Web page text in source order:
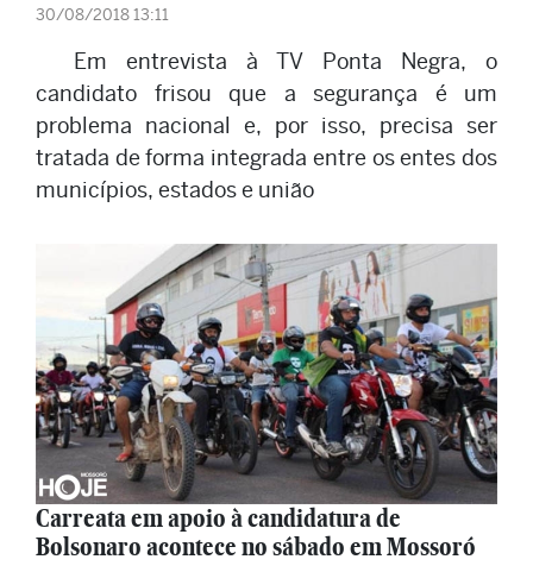
30/08/2018 13:11
Em entrevista à TV Ponta Negra, o
candidato frisou que a segurança é um
problema nacional e, por isso, precisa ser
tratada de forma integrada entre os entes dos
municípios, estados e união
Carreata em apoio à candidatura de
Bolsonaro acontece no sábado em Mossoró